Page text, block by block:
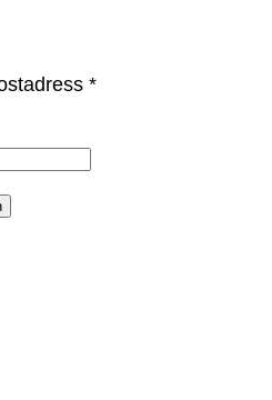
*Obligatoriskt